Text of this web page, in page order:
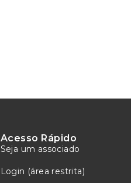
Acesso Rápido
Seja um associado
Login (área restrita)